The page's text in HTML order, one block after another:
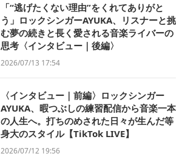
「“逃げたくない理由”をくれてありがと
う」ロックシンガーAYUKA、リスナーと挑
む夢の続きと長く愛される音楽ライバーの
思考〈インタビュー｜後編〉
2026/07/13 17:54
〈インタビュー｜前編〉ロックシンガー
AYUKA、暇つぶしの練習配信から音楽一本
の人生へ。打ちのめされた日々が生んだ等
身大のスタイル【TikTok LIVE】
2026/07/12 19:56